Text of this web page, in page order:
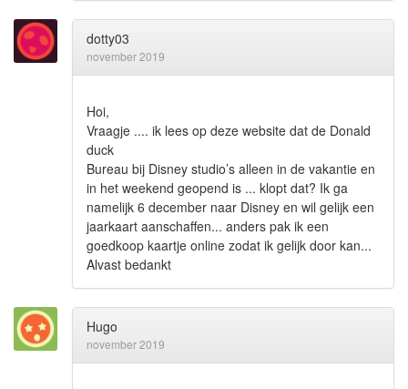
dotty03
november 2019
Hoi,
Vraagje .... ik lees op deze website dat de Donald
duck
Bureau bij Disney studio’s alleen in de vakantie en
in het weekend geopend is ... klopt dat? Ik ga
namelijk 6 december naar Disney en wil gelijk een
jaarkaart aanschaffen... anders pak ik een
goedkoop kaartje online zodat ik gelijk door kan...
Alvast bedankt
Hugo
november 2019